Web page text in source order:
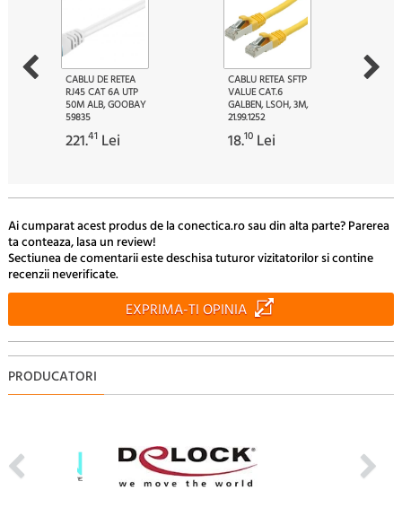
CABLU DE RETEA
RJ45 CAT 6A UTP
50M ALB, GOOBAY
59835
221.41 Lei
CABLU RETEA SFTP
VALUE CAT.6
GALBEN, LSOH, 3M,
21.99.1252
18.10 Lei
Ai cumparat acest produs de la conectica.ro sau din alta parte? Parerea
ta conteaza, lasa un review!
Sectiunea de comentarii este deschisa tuturor vizitatorilor si contine
recenzii neverificate.
EXPRIMA-TI OPINIA
PRODUCATORI